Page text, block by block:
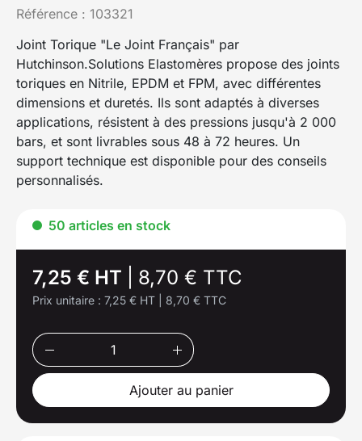
Référence : 103321
Joint Torique "Le Joint Français" par
Hutchinson.Solutions Elastomères propose des joints
toriques en Nitrile, EPDM et FPM, avec différentes
dimensions et duretés. Ils sont adaptés à diverses
applications, résistent à des pressions jusqu'à 2 000
bars, et sont livrables sous 48 à 72 heures. Un
support technique est disponible pour des conseils
personnalisés.
50 articles en stock
7,25 € HT 8,70 € TTC
Prix unitaire : 7,25 € HT 8,70 € TTC
Ajouter au panier